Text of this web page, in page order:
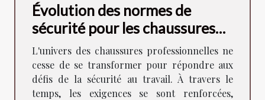
Évolution des normes de
sécurité pour les chaussures
professionnelles
L'univers des chaussures professionnelles ne
cesse de se transformer pour répondre aux
défis de la sécurité au travail. À travers le
temps, les exigences se sont renforcées,